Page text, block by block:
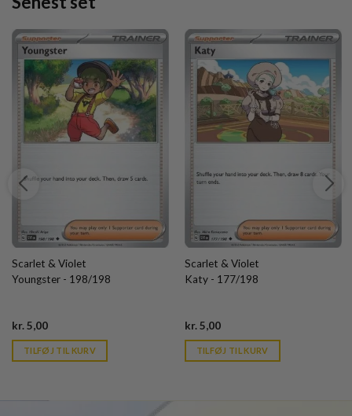
Scarlet & Violet
Youngster - 198/198
kr.5,00Current
is:
kr. 39,95.
TILFØJ TIL KURV
Scarlet & Violet
Katy - 177/198
kr.5,00Current
is:
kr. 39,95.
TILFØJ TIL KURV